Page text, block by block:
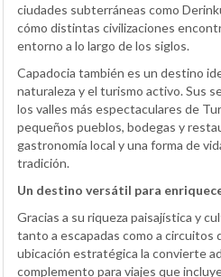
ciudades subterráneas como
cómo distintas civilizaciones
entorno a lo largo de los siglos.
Capadocia también es un destino
naturaleza y el turismo activo. Sus
los valles más espectaculares de
pequeños pueblos, bodegas y
gastronomía local y una forma de
tradición.
Un destino versátil para
Gracias a su riqueza paisajística y
tanto a escapadas como a circuitos
ubicación estratégica la convierte
complemento para viajes que